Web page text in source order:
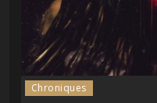
Chroniques